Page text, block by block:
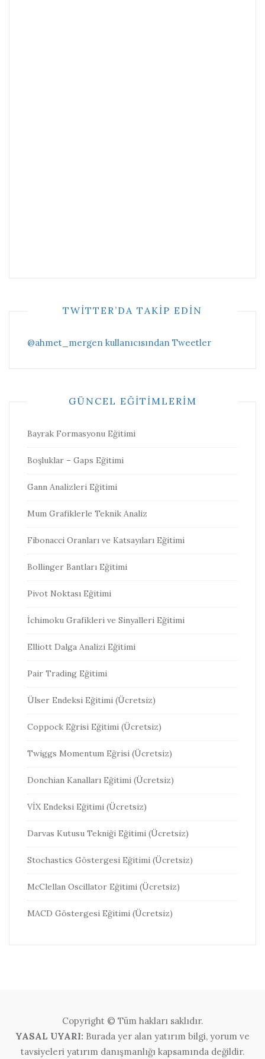
TWITTER’DA TAKIP EDIN
@ahmet_mergen kullanıcısından Tweetler
GÜNCEL EĞITIMLERIM
Bayrak Formasyonu Eğitimi
Boşluklar – Gaps Eğitimi
Gann Analizleri Eğitimi
Mum Grafiklerle Teknik Analiz
Fibonacci Oranları ve Katsayıları Eğitimi
Bollinger Bantları Eğitimi
Pivot Noktası Eğitimi
İchimoku Grafikleri ve Sinyalleri Eğitimi
Elliott Dalga Analizi Eğitimi
Pair Trading Eğitimi
Ülser Endeksi Eğitimi (Ücretsiz)
Coppock Eğrisi Eğitimi (Ücretsiz)
Twiggs Momentum Eğrisi (Ücretsiz)
Donchian Kanalları Eğitimi (Ücretsiz)
VİX Endeksi Eğitimi (Ücretsiz)
Darvas Kutusu Tekniği Eğitimi (Ücretsiz)
Stochastics Göstergesi Eğitimi (Ücretsiz)
McClellan Oscillator Eğitimi (Ücretsiz)
MACD Göstergesi Eğitimi (Ücretsiz)
Copyright © Tüm hakları saklıdır.
YASAL UYARI: Burada yer alan yatırım bilgi, yorum ve
tavsiyeleri yatırım danışmanlığı kapsamında değildir.